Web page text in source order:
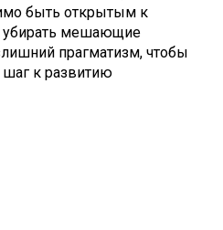
быть открытым к
убирать мешающие
прагматизм, чтобы
к развитию